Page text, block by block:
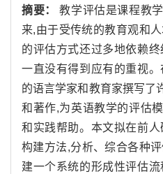
摘要：教学评估是课程教
来,由于受传统的教育观和
的评估方式还过多地依赖
一直没有得到应有的重视
的语言学家和教育家撰写了
和著作,为英语教学的评估
和实践帮助。本文拟在前
构建方法,分析、综合各种
建一个系统的形成性评估